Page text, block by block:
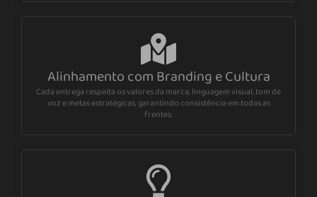
Alinhamento com Branding e Cultura
Cada entrega respeita os valores da marca, linguagem visual, tom de
voz e metas estratégicas, garantindo consistência em todas as
frentes.